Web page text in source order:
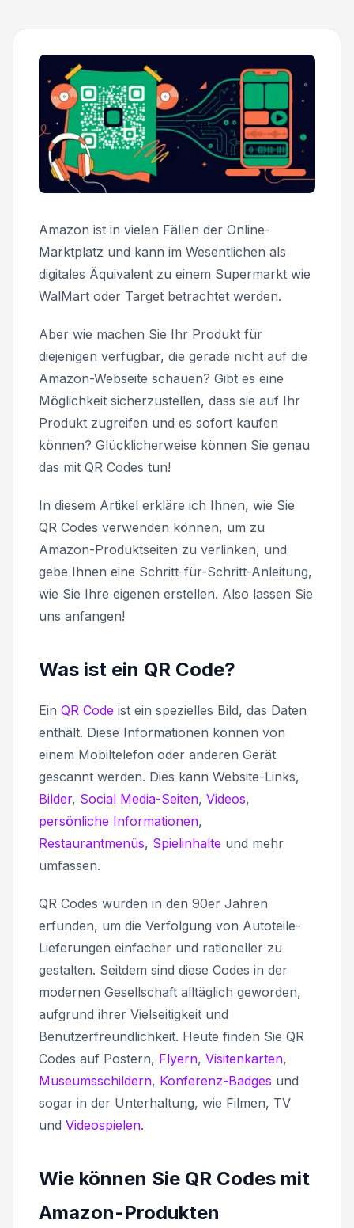
Amazon ist in vielen Fällen der Online-
Marktplatz und kann im Wesentlichen als
digitales Äquivalent zu einem Supermarkt wie
WalMart oder Target betrachtet werden.
Aber wie machen Sie Ihr Produkt für
diejenigen verfügbar, die gerade nicht auf die
Amazon-Webseite schauen? Gibt es eine
Möglichkeit sicherzustellen, dass sie auf Ihr
Produkt zugreifen und es sofort kaufen
können? Glücklicherweise können Sie genau
das mit QR Codes tun!
In diesem Artikel erkläre ich Ihnen, wie Sie
QR Codes verwenden können, um zu
Amazon-Produktseiten zu verlinken, und
gebe Ihnen eine Schritt-für-Schritt-Anleitung,
wie Sie Ihre eigenen erstellen. Also lassen Sie
uns anfangen!
Was ist ein QR Code?
Ein QR Code ist ein spezielles Bild, das Daten
enthält. Diese Informationen können von
einem Mobiltelefon oder anderen Gerät
gescannt werden. Dies kann Website-Links,
Bilder, Social Media-Seiten, Videos,
persönliche Informationen,
Restaurantmenüs, Spielinhalte und mehr
umfassen.
QR Codes wurden in den 90er Jahren
erfunden, um die Verfolgung von Autoteile-
Lieferungen einfacher und rationeller zu
gestalten. Seitdem sind diese Codes in der
modernen Gesellschaft alltäglich geworden,
aufgrund ihrer Vielseitigkeit und
Benutzerfreundlichkeit. Heute finden Sie QR
Codes auf Postern, Flyern, Visitenkarten,
Museumsschildern, Konferenz-Badges und
sogar in der Unterhaltung, wie Filmen, TV
und Videospielen.
Wie können Sie QR Codes mit
Amazon-Produkten